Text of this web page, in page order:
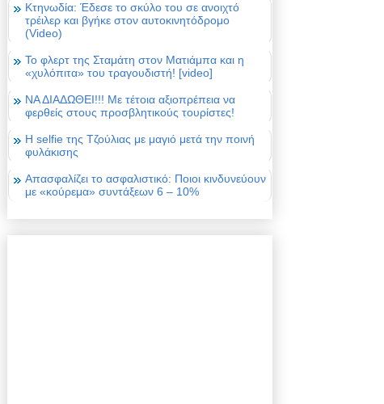
Κτηνωδία: Έδεσε το σκύλο του σε ανοιχτό
τρέιλερ και βγήκε στον αυτοκινητόδρομο
(Video)
Το φλερτ της Σταμάτη στον Ματιάμπα και η
«χυλόπιτα» του τραγουδιστή! [video]
ΝΑ ΔΙΑΔΩΘΕΙ!!! Με τέτοια αξιοπρέπεια να
φερθείς στους προσβλητικούς τουρίστες!
Η selfie της Τζούλιας με μαγιό μετά την ποινή
φυλάκισης
Απασφαλίζει το ασφαλιστικό: Ποιοι κινδυνεύουν
με «κούρεμα» συντάξεων 6 – 10%